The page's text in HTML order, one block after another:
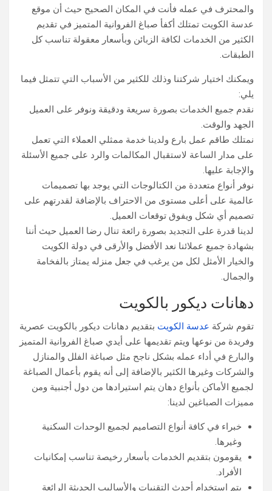
والمحترف في عمله فأنت في المكان الصحيح حيث أن موقع
عدسة الكويت تمتلك أكفأ صباغ الفروانية المتميز في تقديم
الكثير من الخدمات لكافة الزبائن وبأسعار معقولة تناسب كل
الطبقات.
ويمكنك اختيار شركتنا وذلك للكثير من الأسباب التي تتمثل فيما
يلي:
نقدم جميع الخدمات بصورة سريعة ودقيقة ونوفر على العميل
الجهد والوقت.
نمتلك طاقم عمل بارع ولدينا خدمة ممثلي العملاء التي تعمل
على مدار الساعة لاستقبال المكالمات والرد على جميع الأسئلة
والإجابة عليها.
نوفر أنواع متعددة من الكتالوجات التي يوجد بها تصميمات
عالمية على أعلى مستوى من الاحتراف بالإضافة لقدرتهم على
تصميم أي شكل ويفوق توقعات العميل.
لدينا قدرة على التجديد بصورة رائعة تنال رضا العميل حيث أننا
بشهادة جميع عملائنا نعد الأفضل والأرقى في دولة الكويت
والخيار الأمثل لكل من يرغب في جعل منزله يمتاز بالفخامة
والجمال.
دهانات ديكور بالكويت
تقوم شركة عدسة الكويت بتقديم دهانات ديكور بالكويت عصرية
وفريدة من نوعها ويتم تقديمها على أيدي صباغ الفروانية المتميز
والبارع في أداء عمله بشكل ناجح مثل صباغة الفلل والمنازل
والشركات وغيرها الكثير بالإضافة إلى أنه يقوم بأعمال الصباغة
لجميع الأماكن بأنواع دهان يتم استيرادها من دول أجنبية ومن
مميزات الصباغين لدينا:
خبراء في كافة أنواع التصاميم لجميع الوحدات السكنية
وغيرها.
يقومون بتقديم الخدمات بأسعار رخيصة تناسب إمكانيات
الأفراد.
يتم استخدام أحدث التقنيات والأساليب الحديثة الرائعة